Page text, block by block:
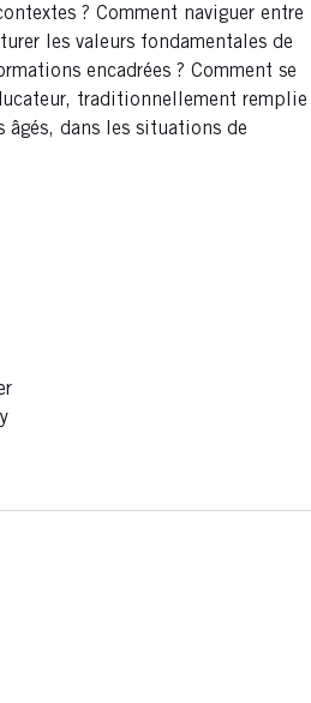
? Comment naviguer entre
les valeurs fondamentales de
encadrées ? Comment se
traditionnellement remplie
âgés, dans les situations de